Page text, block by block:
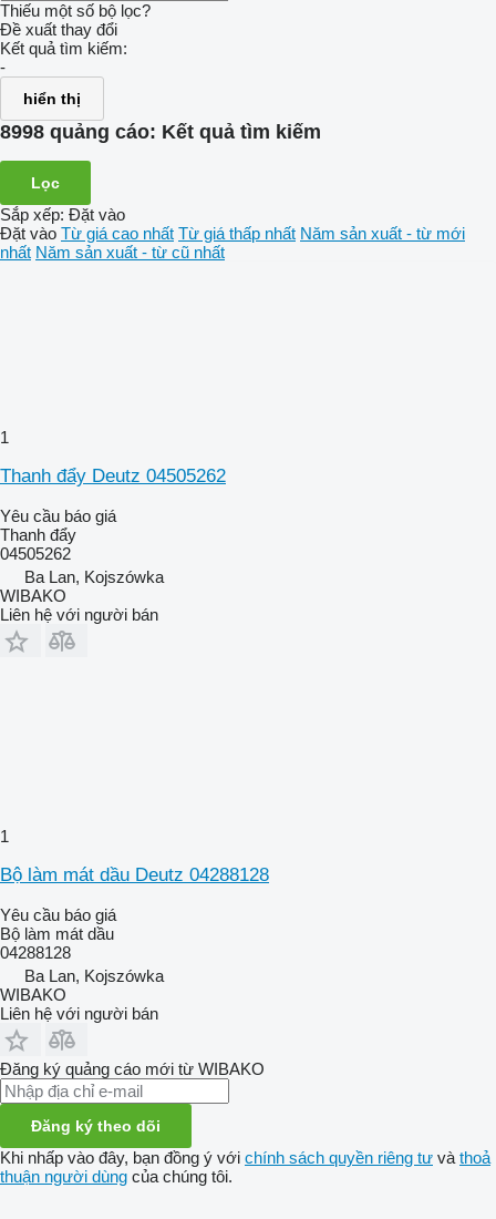
Thiếu một số bộ lọc?
Đề xuất thay đổi
Kết quả tìm kiếm:
-
hiển thị
8998 quảng cáo: Kết quả tìm kiếm
Lọc
Sắp xếp: Đặt vào
Đặt vào Từ giá cao nhất Từ giá thấp nhất Năm sản xuất - từ mới
nhất Năm sản xuất - từ cũ nhất
1
Thanh đẩy Deutz 04505262
Yêu cầu báo giá
Thanh đẩy
04505262
Ba Lan, Kojszówka
WIBAKO
Liên hệ với người bán
1
Bộ làm mát dầu Deutz 04288128
Yêu cầu báo giá
Bộ làm mát dầu
04288128
Ba Lan, Kojszówka
WIBAKO
Liên hệ với người bán
Đăng ký quảng cáo mới từ WIBAKO
Đăng ký theo dõi
Khi nhấp vào đây, bạn đồng ý với chính sách quyền riêng tư và thoả
thuận người dùng của chúng tôi.